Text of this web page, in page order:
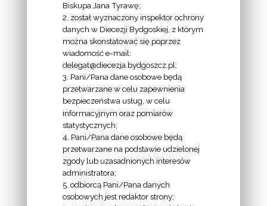
Z
EKAI.PL:
INFORMACJE
EPISKOPATU
POLSKI:
Biskupa Jana Tyrawę;
2. został wyznaczony inspektor ochrony
danych w Diecezji Bydgoskiej, z którym
można skonstatować się poprzez
wiadomość e-mail:
delegat@diecezja.bydgoszcz.pl;
3. Pani/Pana dane osobowe będą
przetwarzane w celu zapewnienia
bezpieczeństwa usług, w celu
informacyjnym oraz pomiarów
statystycznych;
4. Pani/Pana dane osobowe będą
przetwarzane na podstawie udzielonej
zgody lub uzasadnionych interesów
administratora;
5. odbiorcą Pani/Pana danych
osobowych jest redaktor strony;